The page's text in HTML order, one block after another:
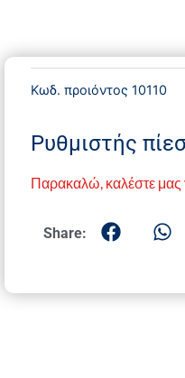
Κωδ. προιόντος10110
Ρυθμιστής
Παρακαλώ, καλέστε μας
Share: